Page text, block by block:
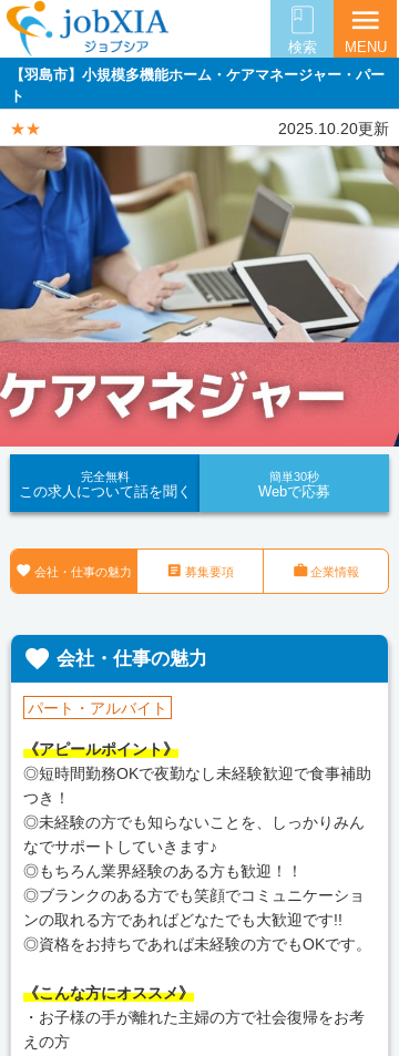
検索
menu
MENU
【羽島市】小規模多機能ホーム・ケアマネージャー・パー
ト
★★ 2025.10.20更新
完全無料
この求人について話を聞く
簡単30秒
Webで応募
 会社・仕事の魅力  募集要項 企業情報
 会社・仕事の魅力
パート・アルバイト
《アピールポイント》
◎短時間勤務OKで夜勤なし未経験歓迎で食事補助
つき！
◎未経験の方でも知らないことを、しっかりみん
なでサポートしていきます♪
◎もちろん業界経験のある方も歓迎！！
◎ブランクのある方でも笑顔でコミュニケーショ
ンの取れる方であればどなたでも大歓迎です!!
◎資格をお持ちであれば未経験の方でもOKです。
《こんな方にオススメ》
・お子様の手が離れた主婦の方で社会復帰をお考
えの方